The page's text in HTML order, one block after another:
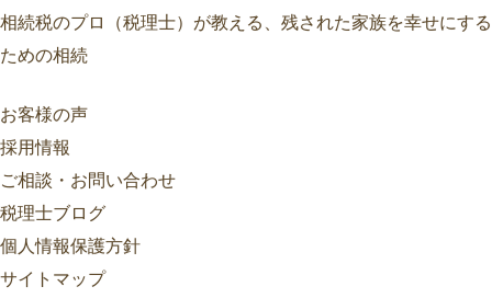
相続税のプロ（税理士）が教える、残された家族を幸せにする
ための相続
お客様の声
採用情報
ご相談・お問い合わせ
税理士ブログ
個人情報保護方針
サイトマップ